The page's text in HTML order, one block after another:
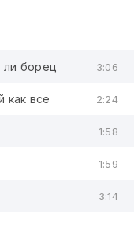
ли борец 3:06
как все 2:24
1:58
1:59
3:14